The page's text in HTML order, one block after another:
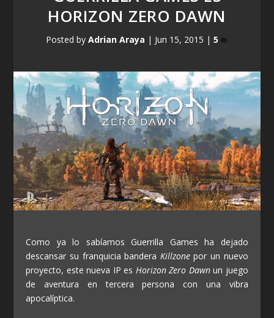
HORIZON ZERO DAWN
Posted by Adrian Araya | Jun 15, 2015 | 5
Como ya lo sabíamos Guerrilla Games ha dejado
descansar su franquicia bandera Killzonepor un nuevo
proyecto, este nueva IP es Horizon Zero Dawnun juego
de aventura en tercera persona con una vibra
apocalíptica.